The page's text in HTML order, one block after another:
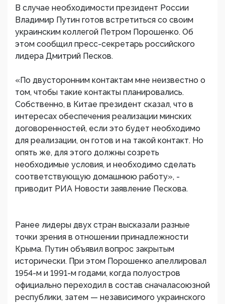
В случае необходимости президент России
Владимир Путин готов встретиться со своим
украинским коллегой Петром Порошенко. Об
этом сообщил пресс-секретарь российского
лидера Дмитрий Песков.
«По двусторонним контактам мне неизвестно о
том, чтобы такие контакты планировались.
Собственно, в Китае президент сказал, что в
интересах обеспечения реализации минских
договоренностей, если это будет необходимо
для реализации, он готов и на такой контакт. Но
опять же, для этого должны созреть
необходимые условия, и необходимо сделать
соответствующую домашнюю работу», -
приводит РИА Новости заявление Пескова.
Ранее лидеры двух стран высказали разные
точки зрения в отношении принадлежности
Крыма. Путин объявил вопрос закрытым
исторически. При этом Порошенко апеллировал
1954-м и 1991-м годами, когда полуостров
официально переходил в состав сначаласоюзной
республики, затем — независимого украинского